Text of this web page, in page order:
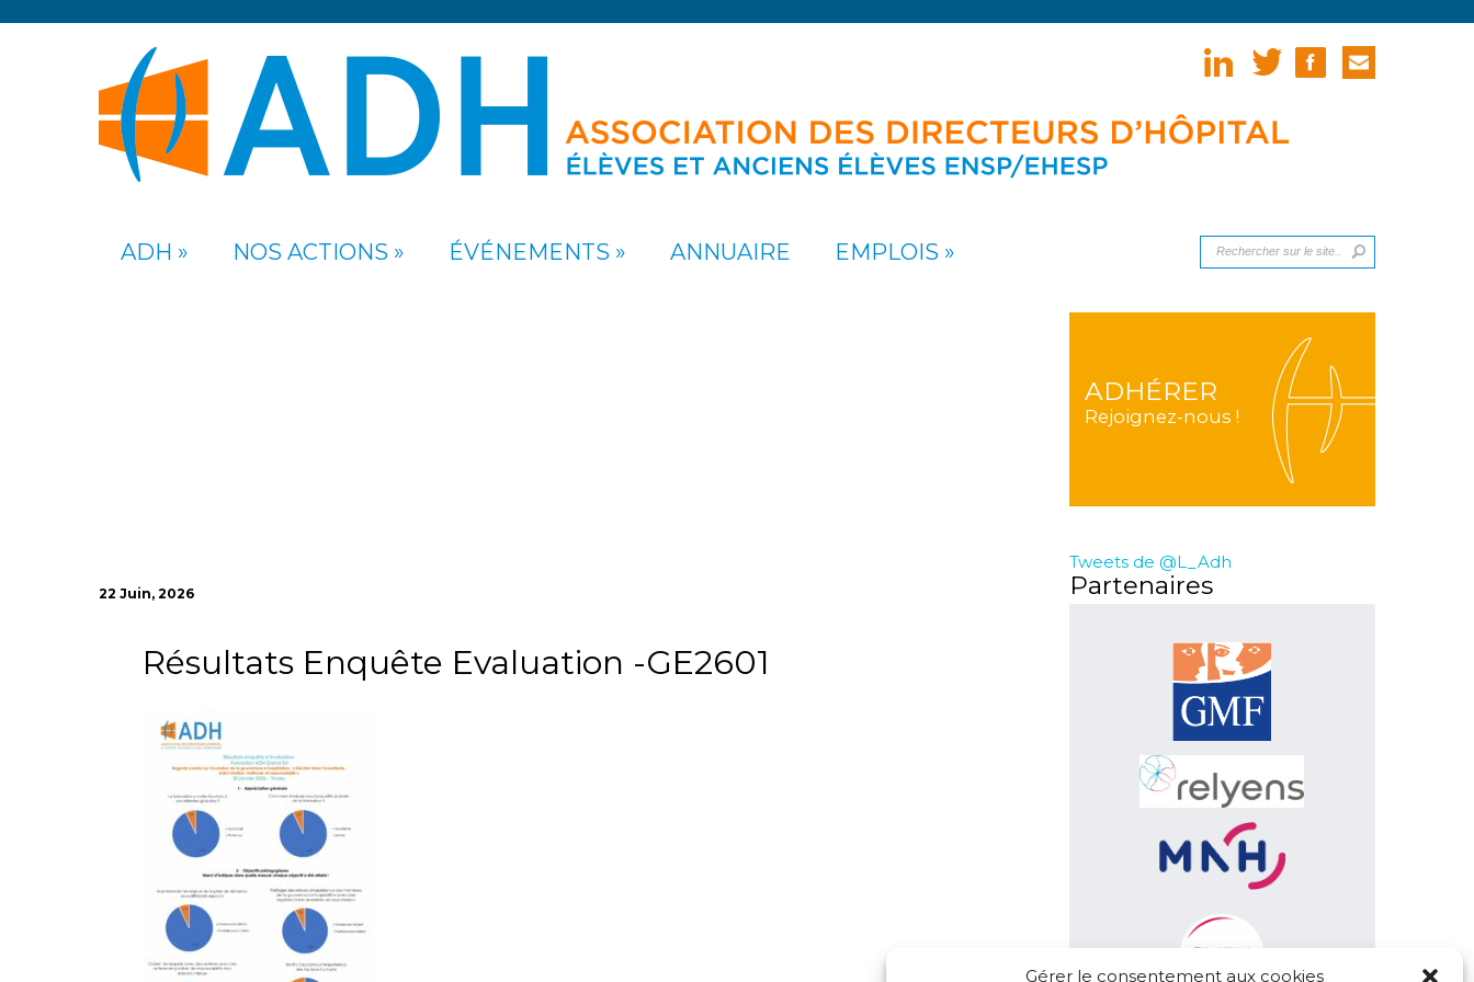
Gérer le consentement aux cookies
ADH NOS ACTIONS ÉVÉNEMENTS ANNUAIRE EMPLOIS
22 Juin, 2026
Résultats Enquête Evaluation -GE2601
ADHÉRER
Rejoignez-nous !
Tweets de @L_Adh
Partenaires